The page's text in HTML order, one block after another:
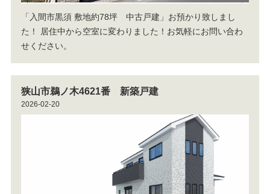
「入間市黒須 敷地約78坪 中古戸建」お預かり致しまし
た！
居住中から空室に変わりました！お気軽にお問い合わ
せください。
狭山市鵜ノ木4621番 新築戸建
2026-02-20